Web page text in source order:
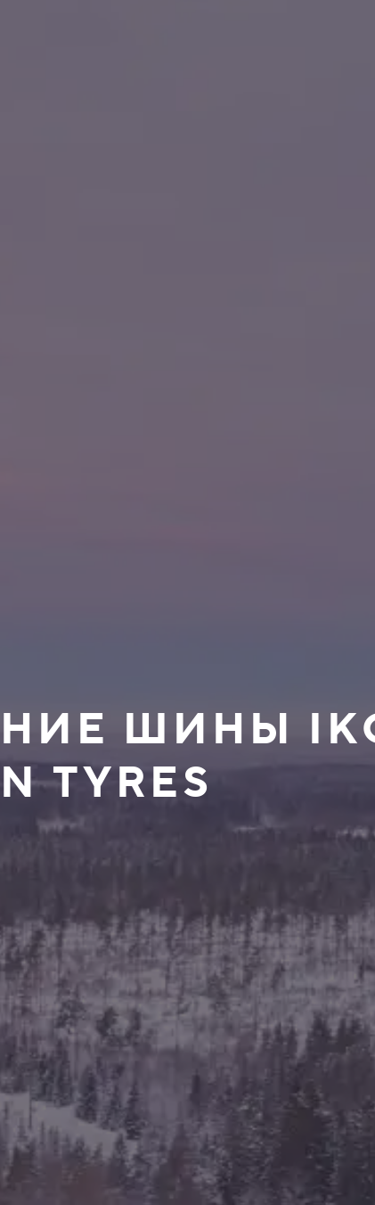
ШИНЫ
TYRES